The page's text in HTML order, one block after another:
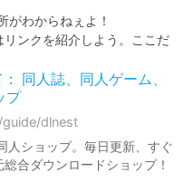
がわからねぇよ！
ンクを紹介しよう。ここだ
同人誌、同人ゲーム、
プ
dlnest
人ショップ。毎日更新、すぐ
合ダウンロードショップ！